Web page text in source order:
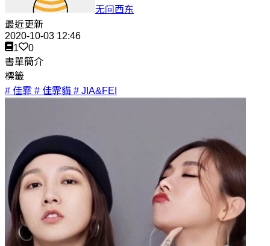
无问西东
最近更新
2020-10-03 12:46
1
0
書單簡介
標籤
# 佳霏 # 佳霏貓 # JIA&FEI